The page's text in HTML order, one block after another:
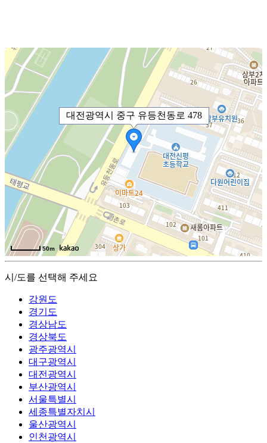
대전광역시 중구 유등천동로 478
50m
시/도를 선택해 주세요
강원도
경기도
경상남도
경상북도
광주광역시
대구광역시
대전광역시
부산광역시
서울특별시
세종특별자치시
울산광역시
인천광역시